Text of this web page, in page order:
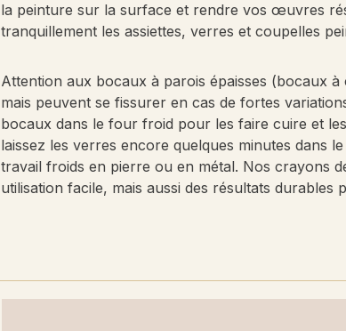
la peinture sur la surface et rendre vos œuvres
tranquillement les assiettes, verres et coupelles
Attention aux bocaux à parois épaisses (bocaux
mais peuvent se fissurer en cas de fortes
bocaux dans le four froid pour les faire cuire et
laissez les verres encore quelques minutes dans
travail froids en pierre ou en métal. Nos crayons
utilisation facile, mais aussi des résultats durables